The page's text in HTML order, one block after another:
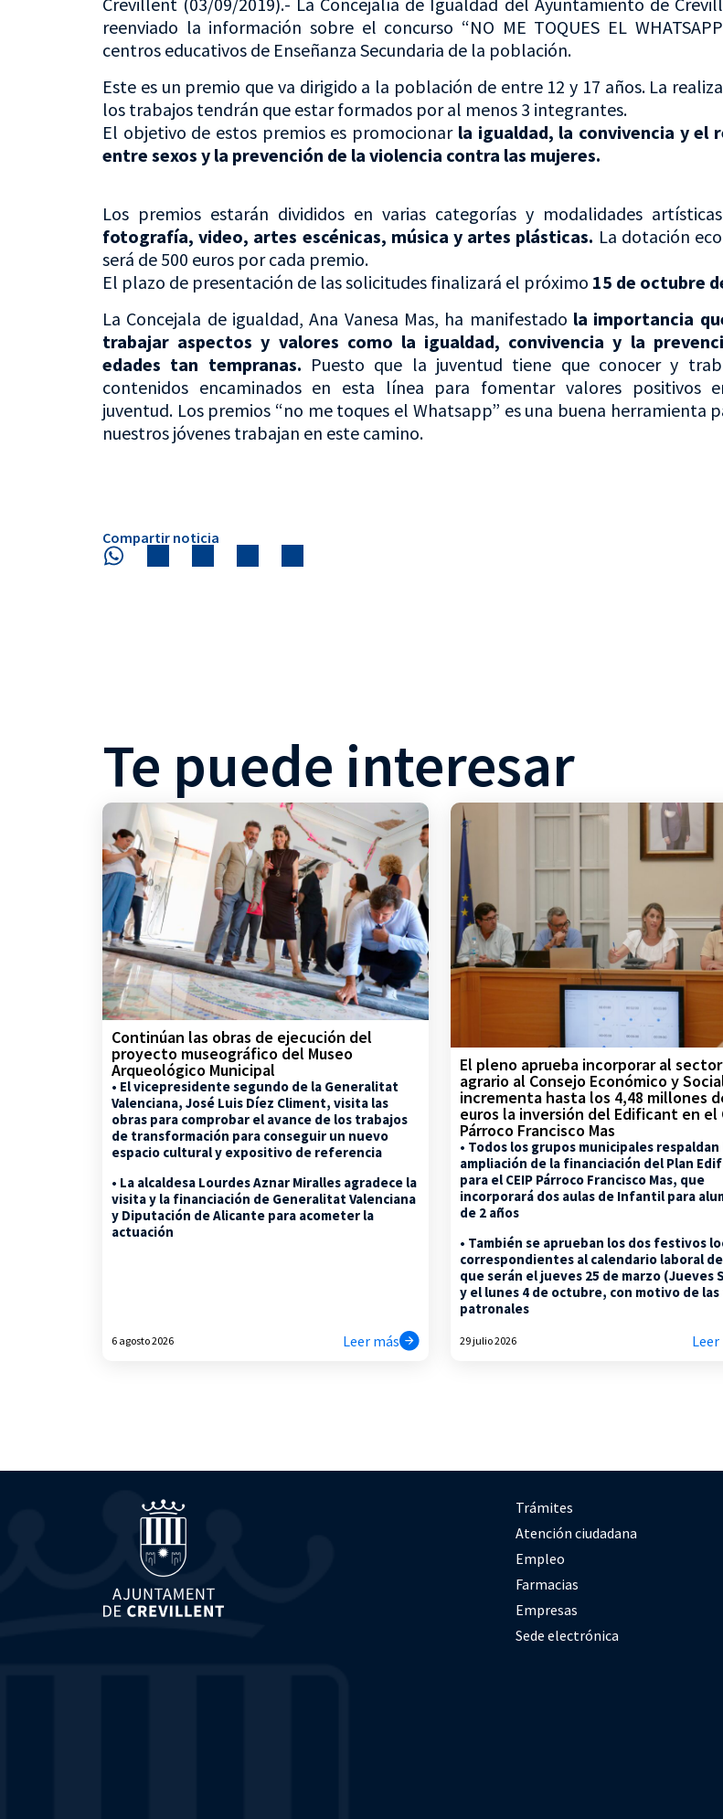
reenviado la información sobre el concurso “NO ME TOQUES EL
centros educativos de Enseñanza Secundaria de la población.
Este es un premio que va dirigido a la población de entre 12 y 17 años. La
los trabajos tendrán que estar formados por al menos 3 integrantes.
El objetivo de estos premios es promocionar la igualdad, la convivencia y el
entre sexos y la prevención de la violencia contra las mujeres.
Los premios estarán divididos en varias categorías y modalidades
fotografía, video, artes escénicas, música y artes plásticas. La dotación
será de 500 euros por cada premio.
El plazo de presentación de las solicitudes finalizará el próximo 15 de octubre
La Concejala de igualdad, Ana Vanesa Mas, ha manifestado la importancia
trabajar aspectos y valores como la igualdad, convivencia y la
edades tan tempranas. Puesto que la juventud tiene que conocer y
contenidos encaminados en esta línea para fomentar valores positivos
juventud. Los premios “no me toques el Whatsapp” es una buena herramienta
nuestros jóvenes trabajan en este camino.
Compartir noticia
Te puede interesar
Continúan las obras de ejecución del
proyecto museográfico del Museo
Arqueológico Municipal
• El vicepresidente segundo de la Generalitat
Valenciana, José Luis Díez Climent, visita las
obras para comprobar el avance de los trabajos
de transformación para conseguir un nuevo
espacio cultural y expositivo de referencia
• La alcaldesa Lourdes Aznar Miralles agradece la
visita y la financiación de Generalitat Valenciana
y Diputación de Alicante para acometer la
actuación
6 agosto 2026 Leer más
El pleno aprueba incorporar al sector
agrario al Consejo Económico y
incrementa hasta los 4,48 millones
euros la inversión del Edificant en el
Párroco Francisco Mas
• Todos los grupos municipales respaldan
ampliación de la financiación del Plan
para el CEIP Párroco Francisco Mas, que
incorporará dos aulas de Infantil para
de 2 años
• También se aprueban los dos festivos
correspondientes al calendario laboral de
que serán el jueves 25 de marzo (Jueves
y el lunes 4 de octubre, con motivo de
patronales
29 julio 2026 Leer
Trámites
Atención ciudadana
Empleo
Farmacias
Empresas
Sede electrónica